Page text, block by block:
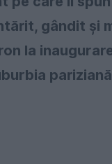
gândit şi
la